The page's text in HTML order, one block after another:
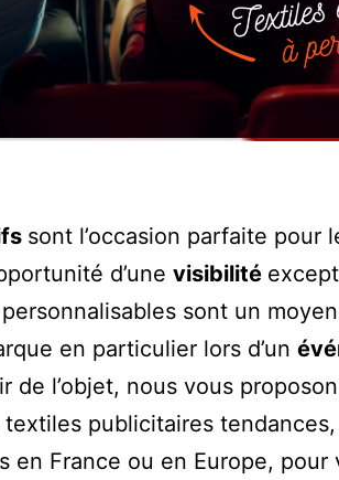
sont l’occasion parfaite pour
d’une visibilité
sont un
en particulier lors d’un
de l’objet, nous vous
textiles publicitaires
en France ou en Europe, pour